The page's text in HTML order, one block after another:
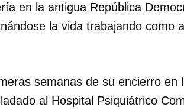
en la antigua República
la vida trabajando como
semanas de su encierro en
al Hospital Psiquiátrico